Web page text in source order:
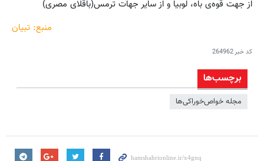
از جهت قوه‌ی باه، لوبیا و از سایر جهات ترمس(باقلای مصری)
منبع: تبیان
کد خبر264962
برچسب‌ها
مجله خواص‌خوراکی‌ها